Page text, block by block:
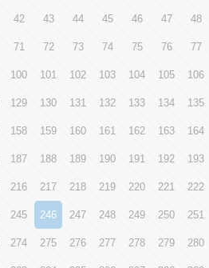
42 43 44 45 46 47 48
71 72 73 74 75 76 77
100 101 102 103 104 105 106
129 130 131 132 133 134 135
158 159 160 161 162 163 164
187 188 189 190 191 192 193
216 217 218 219 220 221 222
245 246 247 248 249 250 251
274 275 276 277 278 279 280